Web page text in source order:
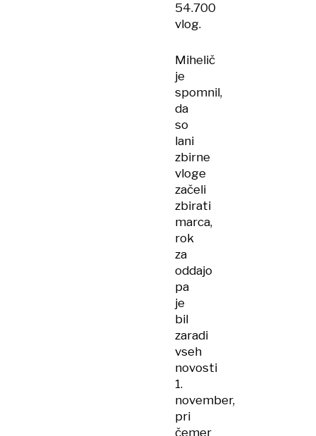
54.700
vlog.
Mihelič
je
spomnil,
da
so
lani
zbirne
vloge
začeli
zbirati
marca,
rok
za
oddajo
pa
je
bil
zaradi
vseh
novosti
1.
november,
pri
čemer